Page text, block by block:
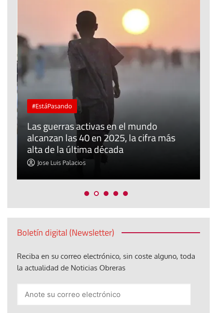
#EstáPasando
Las guerras activas en el mundo
alcanzan las 40 en 2025, la cifra más
alta de la última década
Jose Luis Palacios
Boletín digital (Newsletter)
Reciba en su correo electrónico, sin coste alguno, toda
la actualidad de Noticias Obreras